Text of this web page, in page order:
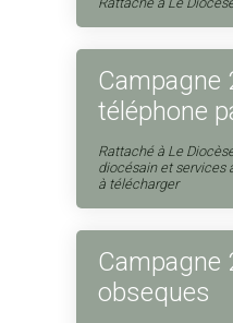
Campagne
téléphone
Rattaché à Le
diocésain et services
à télécharger
Campagne
obseques